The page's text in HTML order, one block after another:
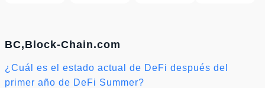
BC,Block-Chain.com
¿Cuál es el estado actual de DeFi después del
primer año de DeFi Summer?